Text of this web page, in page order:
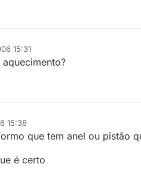
15:31
15:38
que tem anel ou pistão
é certo